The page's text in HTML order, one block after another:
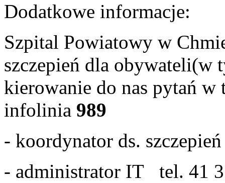
Dodatkowe informacje:
Szpital Powiatowy w
szczepień dla obywateli(w
kierowanie do nas pytań w
infolinia 989
- koordynator ds.
- administrator IT tel. 41